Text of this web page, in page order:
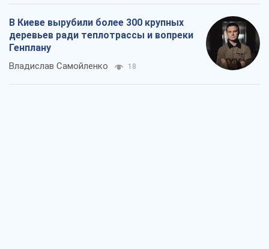
В Киеве вырубили более 300 крупных
деревьев ради теплотрассы и вопреки
Генплану
Владислав Самойленко 18